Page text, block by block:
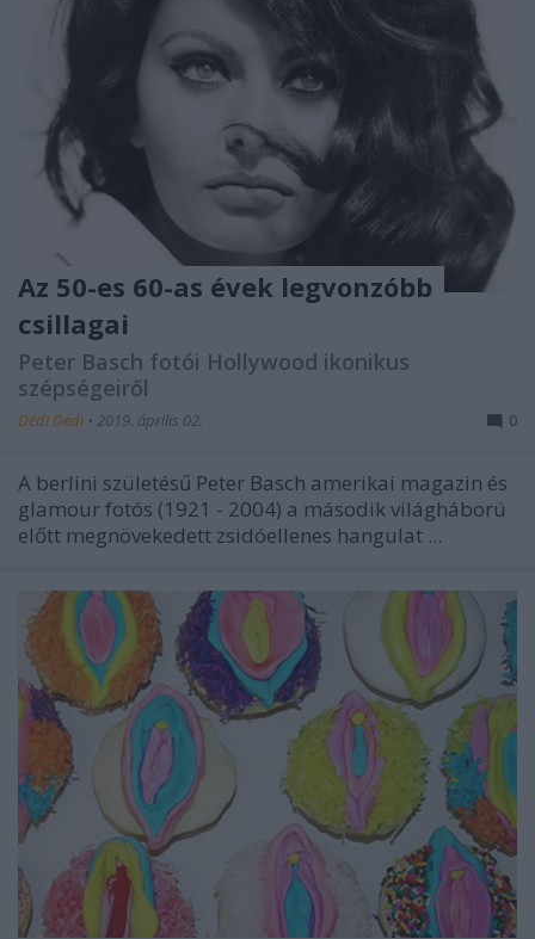
Az 50-es 60-as évek legvonzóbb
csillagai
Peter Basch fotói Hollywood ikonikus
szépségeiről
Dédi Dédi • 2019. április 02. 0
A berlini születésű Peter Basch amerikai magazin és
glamour fotós (1921 - 2004) a második világháború
előtt megnövekedett zsidóellenes hangulat ...